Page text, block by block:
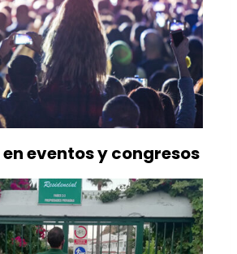
eventos y congresos